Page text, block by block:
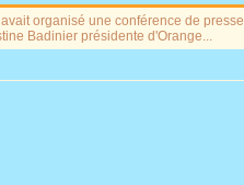
organisé une conférence de presse
Badinier présidente d'Orange...